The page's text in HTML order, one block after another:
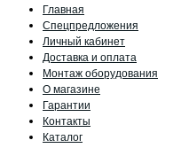
Главная
Спецпредложения
Личный кабинет
Доставка и оплата
Монтаж оборудования
О магазине
Гарантии
Контакты
Каталог